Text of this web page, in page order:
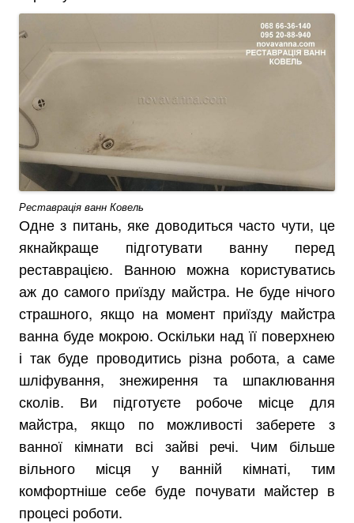
Реставрація ванн Ковель
Одне з питань, яке доводиться часто чути, це
якнайкраще підготувати ванну перед
реставрацією. Ванною можна користуватись
аж до самого приїзду майстра. Не буде нічого
страшного, якщо на момент приїзду майстра
ванна буде мокрою. Оскільки над її поверхнею
і так буде проводитись різна робота, а саме
шліфування, знежирення та шпаклювання
сколів. Ви підготуєте робоче місце для
майстра, якщо по можливості заберете з
ванної кімнати всі зайві речі. Чим більше
вільного місця у ванній кімнаті, тим
комфортніше себе буде почувати майстер в
процесі роботи.